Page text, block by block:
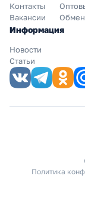
Контакты
Вакансии
Обмен
Информация
Новости
Статьи
Политика